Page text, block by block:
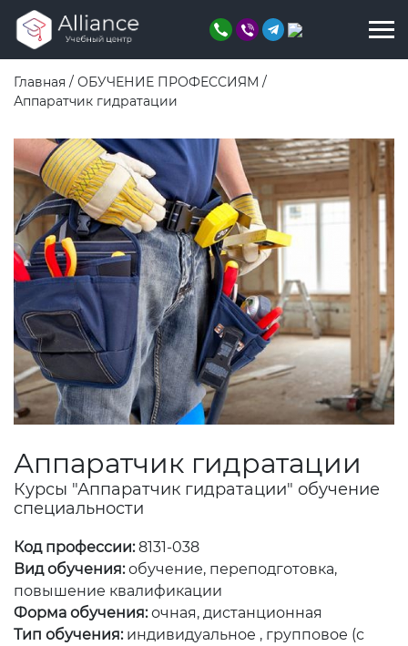
Главная / ОБУЧЕНИЕ ПРОФЕССИЯМ /
Аппаратчик гидратации
Аппаратчик гидратации
Курсы "Аппаратчик гидратации" обучение
специальности
Код профессии:8131-038
Вид обучения: обучение, переподготовка,
повышение квалификации
Форма обучения: очная, дистанционная
Тип обучения: индивидуальное , групповое (с